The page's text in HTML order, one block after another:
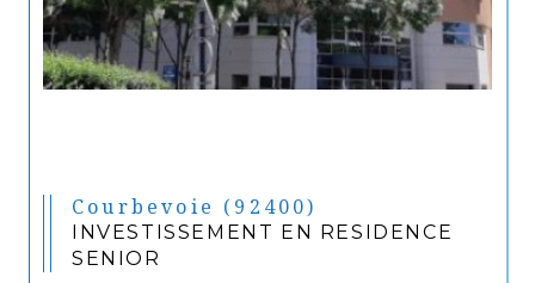
Courbevoie (92400)
INVESTISSEMENT EN RESIDENCE
SENIOR